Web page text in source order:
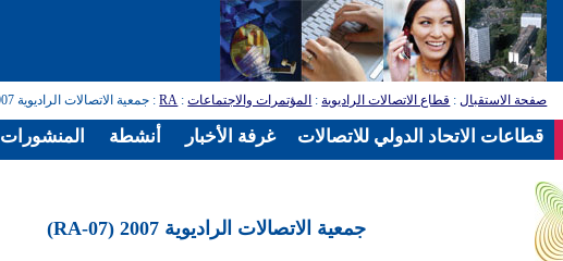
صفحة الاستقبال: قطاع الاتصالات الراديوية: المؤتمرات والاجتماعات:
RA: جمعية الاتصالات الراديوية 2007 (RA-07)
جمعية الاتصالات الراديوية 2007 (RA-07)
المنشورات أنشطة غرفة الأخبار قطاعات الاتحاد الدولي للاتصالات